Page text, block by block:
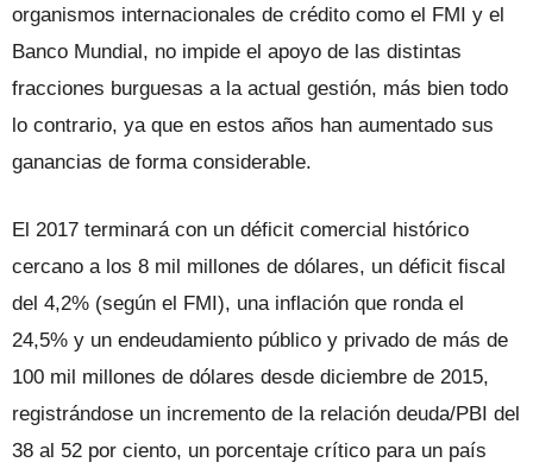
organismos internacionales de crédito como el FMI y el
Banco Mundial, no impide el apoyo de las distintas
fracciones burguesas a la actual gestión, más bien todo
lo contrario, ya que en estos años han aumentado sus
ganancias de forma considerable.
El 2017 terminará con un déficit comercial histórico
cercano a los 8 mil millones de dólares, un déficit fiscal
del 4,2% (según el FMI), una inflación que ronda el
24,5% y un endeudamiento público y privado de más de
100 mil millones de dólares desde diciembre de 2015,
registrándose un incremento de la relación deuda/PBI del
38 al 52 por ciento, un porcentaje crítico para un país